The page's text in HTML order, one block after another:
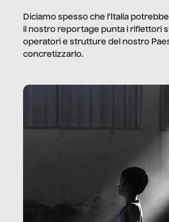
Diciamo spesso che l’Italia
il nostro reportage punta i riflettori
operatori e strutture del nostro
concretizzarlo.